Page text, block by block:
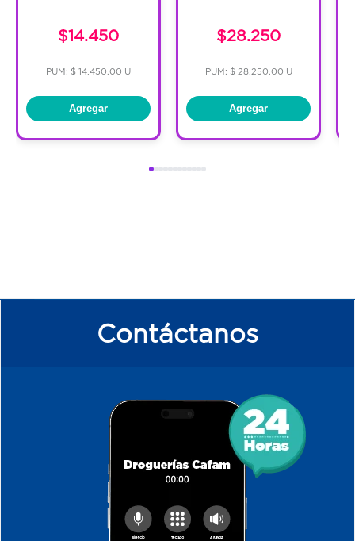
$14.450
PUM: $ 14,450.00 U
Agregar
$28.250
PUM: $ 28,250.00 U
Agregar
Contáctanos